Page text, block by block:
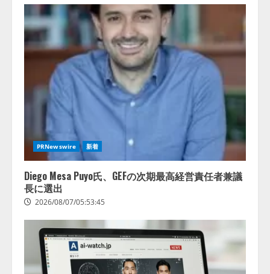
PRNewswire 新着
Diego Mesa Puyo氏、GEFの次期最高経営責任者兼議
長に選出
2026/08/07/05:53:45